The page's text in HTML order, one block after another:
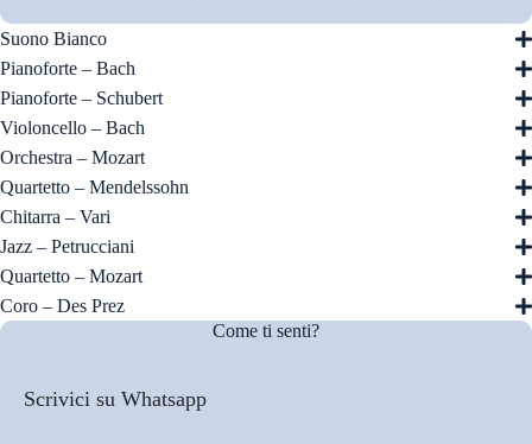
Suono Bianco
Pianoforte – Bach
Pianoforte – Schubert
Violoncello – Bach
Orchestra – Mozart
Quartetto – Mendelssohn
Chitarra – Vari
Jazz – Petrucciani
Quartetto – Mozart
Coro – Des Prez
Come ti senti?
Scrivici su Whatsapp